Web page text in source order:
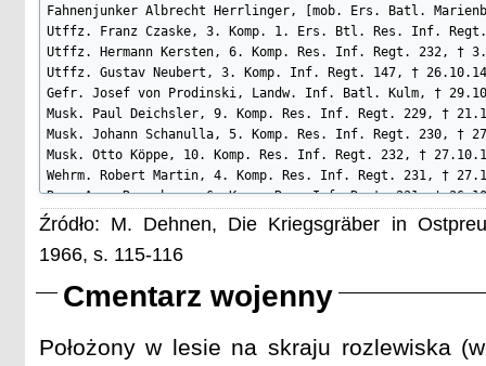
Fahnenjunker Albrecht Herrlinger, [mob. Ers. Batl.
Utffz. Franz Czaske, 3. Komp. 1. Ers. Btl. Res. Inf.
Utffz. Hermann Kersten, 6. Komp. Res. Inf. Regt. 232, †
Utffz. Gustav Neubert, 3. Komp. Inf. Regt. 147, † 26.10.14
Gefr. Josef von Prodinski, Landw. Inf. Batl. Kulm, †
Musk. Paul Deichsler, 9. Komp. Res. Inf. Regt. 229, †
Musk. Johann Schanulla, 5. Komp. Res. Inf. Regt. 230, †
Musk. Otto Köppe, 10. Komp. Res. Inf. Regt. 232, †
Wehrm. Robert Martin, 4. Komp. Res. Inf. Regt. 231, †
Res. Aug. Renneberg, 6. Komp. Res. Inf. Regt. 231, †
Res. Georg Diereske, M. G. Komp. Res. Inf. Regt. 228, †
Ers. Res. Kurt Lehre, 3. Komp. 1. Ers. Btl. Res. Inf.
Ers. Res. Ernst Prange, 3. Komp. 1. Ers. Btl. Res. Inf.
Ers. Res. Paul Weiß, 1. Komp. Res. Inf. Regt. 222, †
Ers. Res. Richard Büttner, 8. Komp. Res. Inf. Regt. 227,
Ers. Res. Karl Schneefuß, 10. Komp. Res. Inf. Regt. 229,
Źródło: M. Dehnen, Die Kriegsgräber in
1966, s. 115-116
Cmentarz wojenny
Położony w lesie na skraju rozlewiska